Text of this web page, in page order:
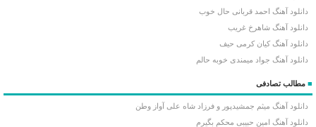
دانلود آهنگ احمد قربانی حال خوب
دانلود آهنگ شاهرخ غریب
دانلود آهنگ کیان کرمی حیف
دانلود آهنگ جواد میمندی خوبه حالم
■ مطالب تصادفی
دانلود آهنگ میثم جمشیدپور و فرزاد شاه علی آواز وطن
دانلود آهنگ امین حبیبی محکم بگیرم